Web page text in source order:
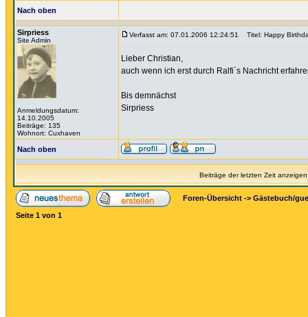
Nach oben
Sirpriess
Site Admin
Anmeldungsdatum:
14.10.2005
Beiträge: 135
Wohnort: Cuxhaven
Verfasst am: 07.01.2006 12:24:51 Titel: Happy
Lieber Christian,
auch wenn ich erst durch Ralfi´s Nachricht
Bis demnächst
Sirpriess
Nach oben
Beiträge der letzten Zeit
Foren-Übersicht -> Gästebuch/
Seite 1 von 1